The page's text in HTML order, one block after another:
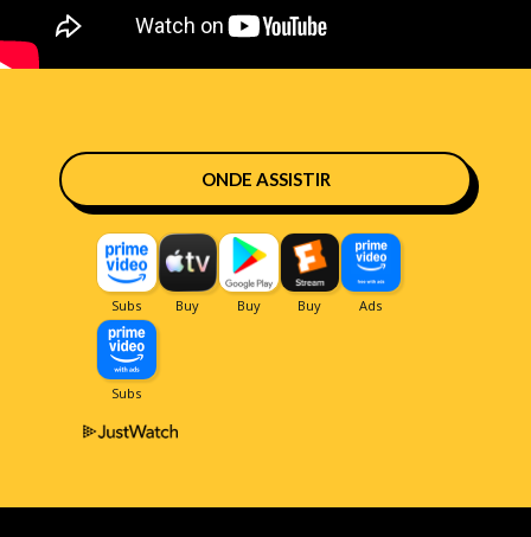
ONDE ASSISTIR